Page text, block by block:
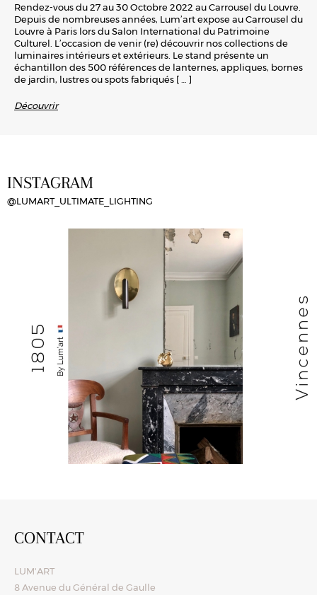
Rendez-vous du 27 au 30 Octobre 2022 au Carrousel du Louvre.
Depuis de nombreuses années, Lum’art expose au Carrousel du
Louvre à Paris lors du Salon International du Patrimoine
Culturel. L’occasion de venir (re) découvrir nos collections de
luminaires intérieurs et extérieurs. Le stand présente un
échantillon des 500 références de lanternes, appliques, bornes
de jardin, lustres ou spots fabriqués [ … ]
Découvrir
INSTAGRAM
@LUMART_ULTIMATE_LIGHTING
CONTACT
LUM'ART
8 Avenue du Général de Gaulle